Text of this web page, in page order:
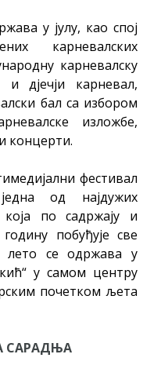
у јулу, као спој
карневалских
карневалску
дјечји карневал,
бал са избором
изложбе,
концерти.
фестивал
од најдужих
по садржају и
побуђује све
лето се одржава у
у самом центру
почетком љета
САРАДЊА